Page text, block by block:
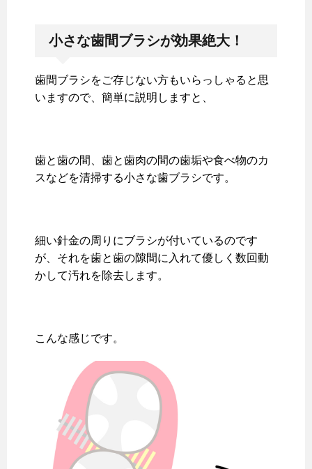
小さな歯間ブラシが効果絶大！
歯間ブラシをご存じない方もいらっしゃると思
いますので、簡単に説明しますと、
歯と歯の間、歯と歯肉の間の歯垢や食べ物のカ
スなどを清掃する小さな歯ブラシです。
細い針金の周りにブラシが付いているのです
が、それを歯と歯の隙間に入れて優しく数回動
かして汚れを除去します。
こんな感じです。